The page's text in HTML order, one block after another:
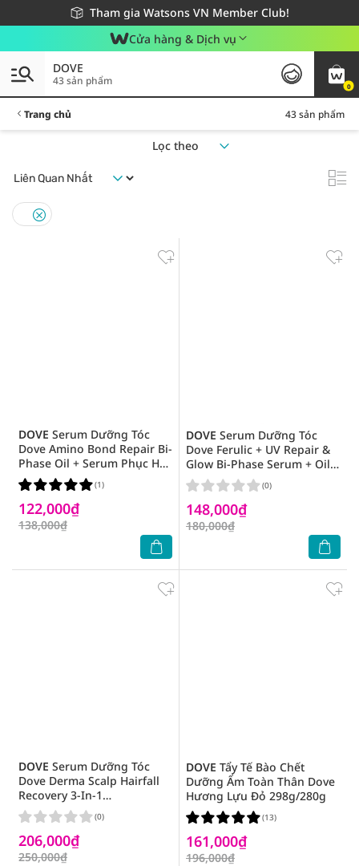
Tham gia Watsons VN Member Club!
Miễn phí giao hàng cho đơn hàng từ 249,000Đ
Giao hàng nhanh 24h - Áp dụng khu vực TP. Hồ Chí Minh
Cửa hàng & Dịch vụ
0
DOVE
43 sản phẩm
Trang chủ 43 sản phẩm
Lọc theo
DOVE Serum Dưỡng Tóc
Dove Amino Bond Repair Bi-
Phase Oil + Serum Phục Hồi
Hư Tổn 77ml
122,000₫
138,000₫
(1)
DOVE Serum Dưỡng Tóc
Dove Ferulic + UV Repair &
Glow Bi-Phase Serum + Oil
77ml
148,000₫
180,000₫
(0)
DOVE Serum Dưỡng Tóc
Dove Derma Scalp Hairfall
Recovery 3-In-1
Strengthening Serum 45ml
206,000₫
250,000₫
(0)
DOVE Tẩy Tế Bào Chết
Dưỡng Ẩm Toàn Thân Dove
Hương Lựu Đỏ 298g/280g
161,000₫
196,000₫
(13)